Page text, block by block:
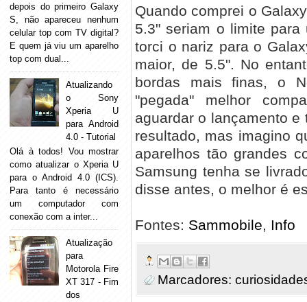
Quando comprei o
5.3" seriam o limite
torci o nariz para o
maior, de 5.5". No
bordas mais finas, o
"pegada" melhor
aguardar o lançamento
resultado, mas imagino
aparelhos tão grandes
Samsung tenha se
disse antes, o melhor é
Fontes: Sammobile, Info
Marcadores:
depois do primeiro Galaxy
S, não apareceu nenhum
celular top com TV digital?
E quem já viu um aparelho
top com dual...
Atualizando
o Sony
Xperia U
para Android
4.0 - Tutorial
Olá à todos! Vou mostrar
como atualizar o Xperia U
para o Android 4.0 (ICS).
Para tanto é necessário
um computador com
conexão com a inter...
Atualização
para
Motorola Fire
XT 317 - Fim
dos